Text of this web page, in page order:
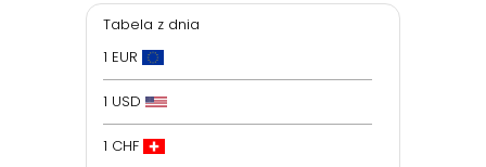
Tabela z dnia
1 EUR
1 USD
1 CHF